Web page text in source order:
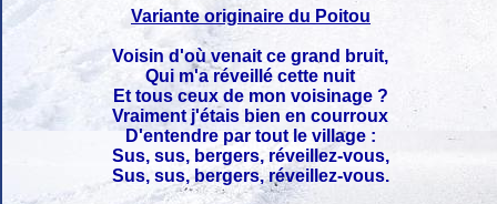
Variante originaire du Poitou
Voisin d'où venait ce grand bruit,
Qui m'a réveillé cette nuit
Et tous ceux de mon voisinage ?
Vraiment j'étais bien en courroux
D'entendre par tout le village :
Sus, sus, bergers, réveillez-vous,
Sus, sus, bergers, réveillez-vous.